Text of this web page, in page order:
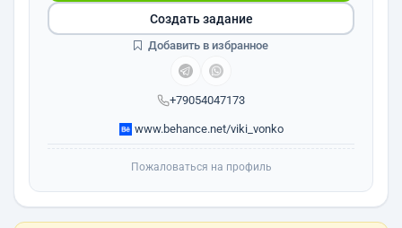
+79054047173
www.behance.net/viki_vonko
Создать задание
Добавить в избранное
Пожаловаться на профиль